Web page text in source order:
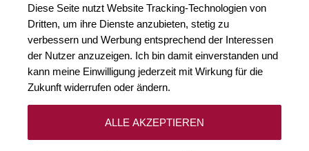
Diese Seite nutzt Website Tracking-Technologien von
Dritten, um ihre Dienste anzubieten, stetig zu
verbessern und Werbung entsprechend der Interessen
der Nutzer anzuzeigen. Ich bin damit einverstanden und
kann meine Einwilligung jederzeit mit Wirkung für die
Zukunft widerrufen oder ändern.
ALLE AKZEPTIEREN
Trebbiano 7
Trebbiano Toscano ist eine der ältesten Rebsorten Italiens
35.000 Hektar Trebbiano werden im Heimatland der